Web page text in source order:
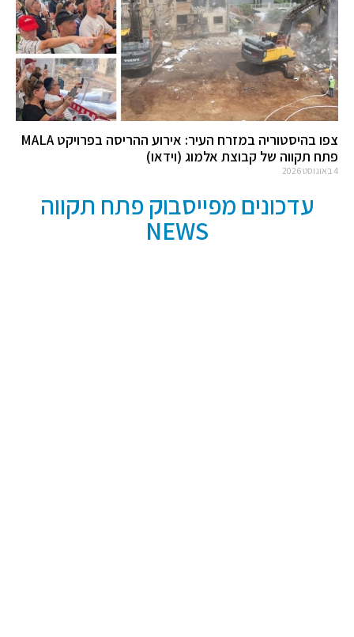
צפו בהיסטוריה במזרח העיר: אירוע ההריסה בפרויקט MALA
פתח תקווה של קבוצת אלמוג (וידאו)
4 באוגוסט 2026
עדכונים מפייסבוק פתח תקווה
NEWS